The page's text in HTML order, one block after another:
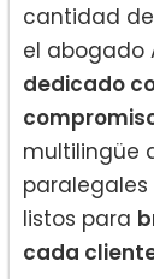
cantidad
el abogado
dedicado
multilingüe
listos para
cada